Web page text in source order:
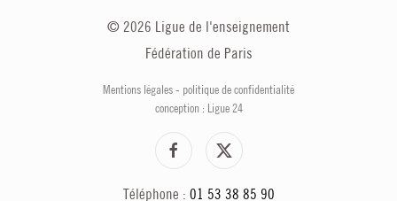
© 2026 Ligue de l'enseignement
Fédération de Paris
Mentions légales - politique de confidentialité
conception : Ligue 24
Téléphone : 01 53 38 85 90